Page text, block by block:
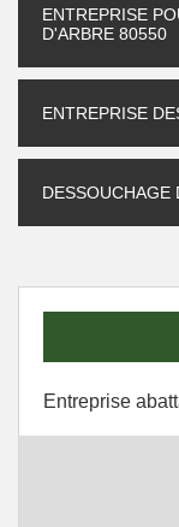
ENTREPRISE
D'ARBRE 80550
ENTREPRISE
DESSOUCHAGE
Entreprise